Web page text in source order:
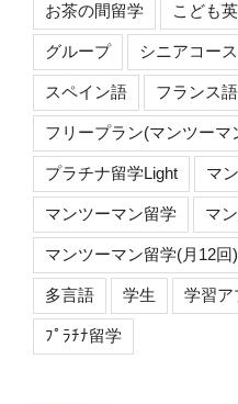
お茶の間留学 こども
グループ シニアコース
スペイン語 フランス語
フリープラン(マンツーマ
プラチナ留学Light マ
マンツーマン留学 マ
マンツーマン留学(月12回)
多言語 学生 学習ア
ﾌﾟﾗﾁﾅ留学